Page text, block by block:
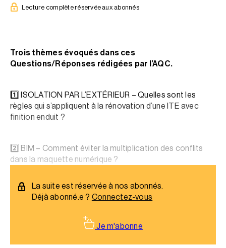
Lecture complète réservée aux abonnés
Trois thèmes évoqués dans ces
Questions/Réponses rédigées par l’AQC.
1️⃣ ISOLATION PAR L’EXTÉRIEUR – Quelles sont les
règles qui s’appliquent à la rénovation d’une ITE avec
finition enduit ?
2️⃣ BIM – Comment éviter la multiplication des conflits
dans la maquette numérique ?
La suite est réservée à nos abonnés.
Déjà abonné.e ? Connectez-vous
Je m'abonne